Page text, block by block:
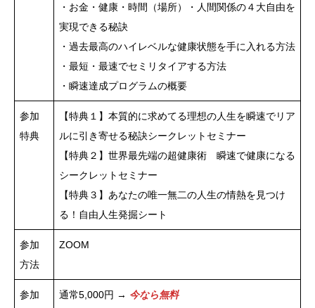
・お金・健康・時間（場所）・人間関係の４大自由を
実現できる秘訣
・過去最高のハイレベルな健康状態を手に入れる方法
・最短・最速でセミリタイアする方法
・瞬速達成プログラムの概要
参加
特典
【特典１】本質的に求めてる理想の人生を瞬速でリア
ルに引き寄せる秘訣シークレットセミナー
【特典２】世界最先端の超健康術 瞬速で健康になる
シークレットセミナー
【特典３】あなたの唯一無二の人生の情熱を見つけ
る！自由人生発掘シート
参加
方法
ZOOM
参加
通常5,000円 → 今なら無料